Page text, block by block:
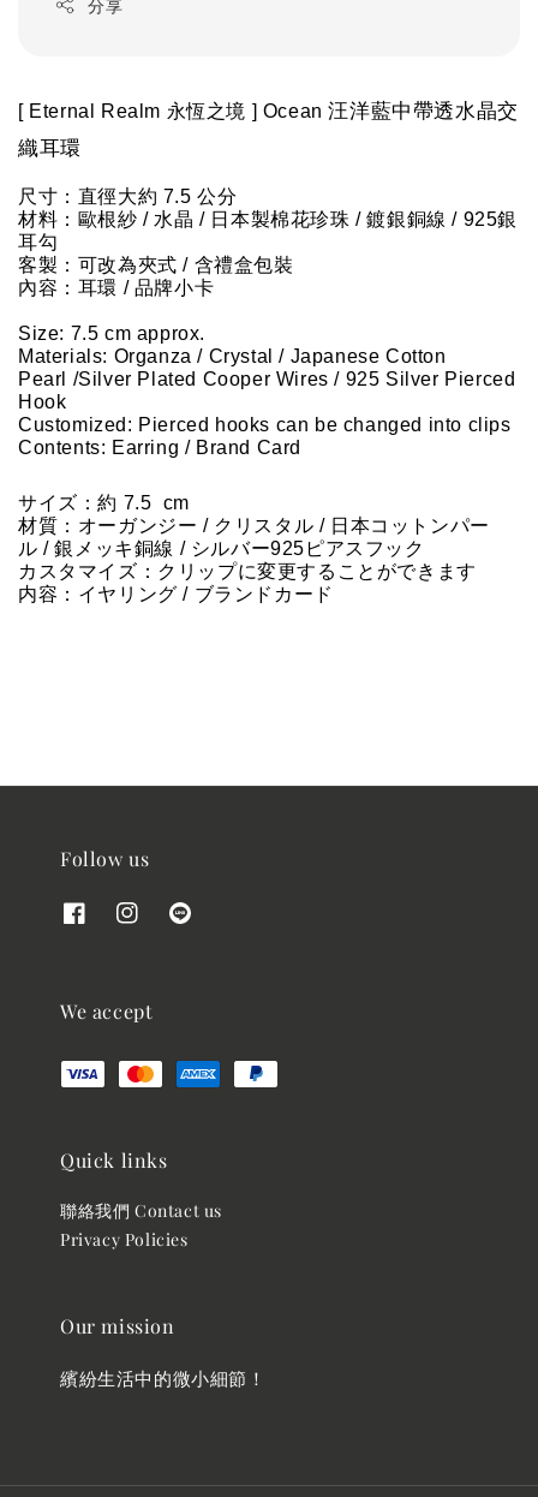
分享
[ Eternal Realm 永恆之境 ] Ocean 汪洋藍中帶透水晶交
織耳環
尺寸：直徑大約 7.5 公分
材料：歐根紗 / 水晶 / 日本製棉花珍珠 / 鍍銀銅線 / 925銀
耳勾
客製：可改為夾式 / 含禮盒包裝
內容：耳環 / 品牌小卡
Size: 7.5 cm approx.
Materials: Organza / Crystal / Japanese Cotton
Pearl /Silver Plated Cooper Wires / 925 Silver Pierced
Hook
Customized: Pierced hooks can be changed into clips
Contents: Earring / Brand Card
サイズ：約 7.5  cm
材質：オーガンジー / クリスタル / 日本コットンパー
ル / 銀メッキ銅線 / シルバー925ピアスフック
カスタマイズ：クリップに変更することができます
内容：イヤリング / ブランドカード
Follow us
We accept
Quick links
聯絡我們 Contact us
Privacy Policies
Our mission
繽紛生活中的微小細節！